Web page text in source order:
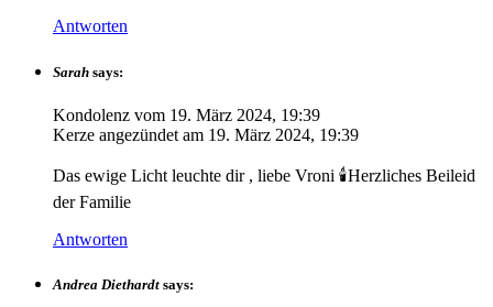
Antworten
Sarah says:
Kondolenz vom 19. März 2024, 19:39
Kerze angezündet am 19. März 2024, 19:39
Das ewige Licht leuchte dir , liebe Vroni 🕯️Herzliches Beileid
der Familie
Antworten
Andrea Diethardt says: